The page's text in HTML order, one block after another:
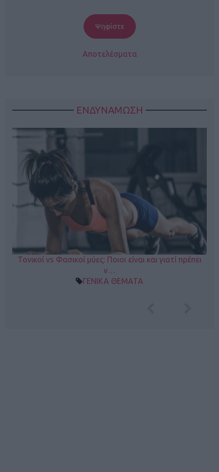
Αποτελέσματα
ΕΝΔΥΝΑΜΩΣΗ
Τονικοί vs Φασικοί μύες: Ποιοι είναι και γιατί πρέπει
ν…
ΓΕΝΙΚΑ ΘΕΜΑΤΑ